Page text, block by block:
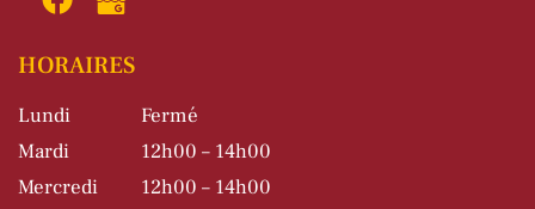
HORAIRES
Lundi
Fermé
Mardi
12h00 – 14h00
Mercredi
12h00 – 14h00